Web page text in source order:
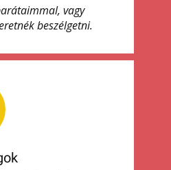
vagy
beszélgetni.